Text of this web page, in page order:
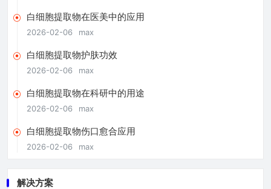
白细胞提取物在医美中的应用
2026-02-06 max
白细胞提取物护肤功效
2026-02-06 max
白细胞提取物在科研中的用途
2026-02-06 max
白细胞提取物伤口愈合应用
2026-02-06 max
解决方案